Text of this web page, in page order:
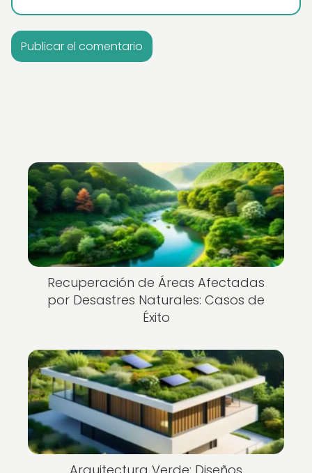
Recuperación de Áreas Afectadas
por Desastres Naturales: Casos de
Éxito